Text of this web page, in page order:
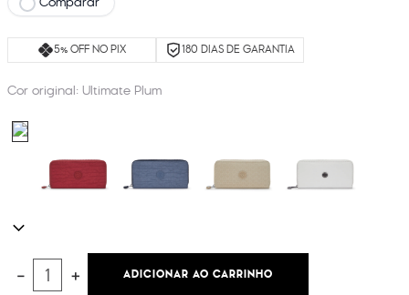
5% OFF NO PIX 180 DIAS DE GARANTIA
Cor original: Ultimate Plum
＋
－ ADICIONAR AO CARRINHO